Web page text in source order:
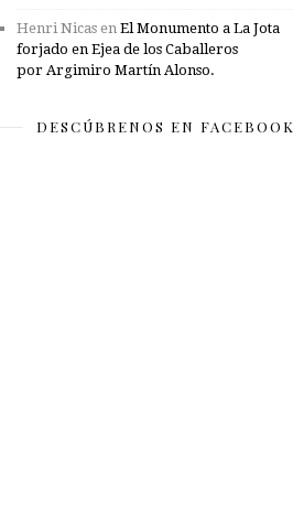
Henri Nicas en El Monumento a La Jota
forjado en Ejea de los Caballeros
por Argimiro Martín Alonso.
DESCÚBRENOS EN FACEBOOK